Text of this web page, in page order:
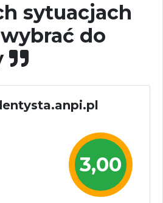
sytuacjach
do
3,00